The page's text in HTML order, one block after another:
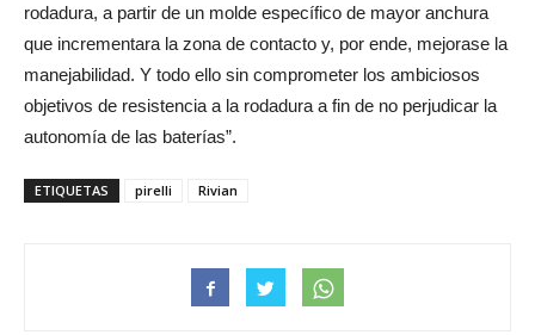
rodadura, a partir de un molde específico de mayor anchura
que incrementara la zona de contacto y, por ende, mejorase la
manejabilidad. Y todo ello sin comprometer los ambiciosos
objetivos de resistencia a la rodadura a fin de no perjudicar la
autonomía de las baterías”.
ETIQUETAS pirelli Rivian